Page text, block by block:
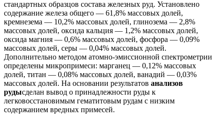
стандартных образцов состава железных руд. Установлено
содержание железа общего — 61,8% массовых долей,
кремнезема — 10,2% массовых долей, глинозема — 2,8%
массовых долей, оксида кальция — 1,2% массовых долей,
оксида магния — 0,6% массовых долей, фосфора — 0,09%
массовых долей, серы — 0,04% массовых долей.
Дополнительно методом атомно-эмиссионной спектрометрии
определены микропримеси: марганец — 0,12% массовых
долей, титан — 0,08% массовых долей, ванадий — 0,03%
массовых долей. На основании результатов анализов
рудысделан вывод о принадлежности руды к
легковосстановимым гематитовым рудам с низким
содержанием вредных примесей.